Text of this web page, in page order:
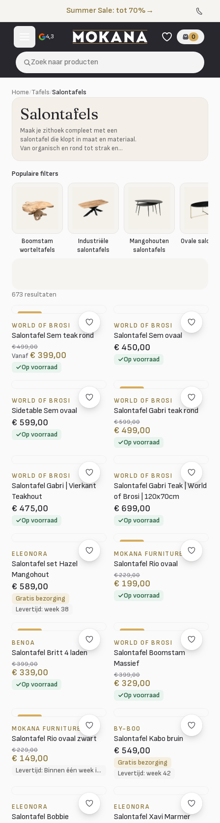
Summer Sale: tot 70% →
4,3 0
Zoek naar producten
Home/Tafels/Salontafels
Salontafels
Maak je zithoek compleet met een
salontafel die klopt in maat en materiaal.
Van organisch en rond tot strak en
Populaire filters
Boomstam
worteltafels
Industriële
salontafels
Mangohouten
salontafels
Ovale
673 resultaten
WORLD OF BROSI
Salontafel Sem teak rond
€ 499,00
Vanaf € 399,00
Op voorraad
WORLD OF BROSI
Salontafel Sem ovaal
€ 450,00
Op voorraad
WORLD OF BROSI
Sidetable Sem ovaal
€ 599,00
Op voorraad
WORLD OF BROSI
Salontafel Gabri teak rond
€ 599,00
€ 499,00
Op voorraad
WORLD OF BROSI
Salontafel Gabri | Vierkant
Teakhout
€ 475,00
Op voorraad
WORLD OF BROSI
Salontafel Gabri Teak | World
of Brosi | 120x70cm
€ 699,00
Op voorraad
ELEONORA
Salontafel set Hazel
Mangohout
€ 589,00
Gratis bezorging
Levertijd: week 38
MOKANA FURNITURE
Salontafel Rio ovaal
€ 229,00
€ 199,00
Op voorraad
BENOA
Salontafel Britt 4 laden
€ 399,00
€ 339,00
Op voorraad
WORLD OF BROSI
Salontafel Boomstam
Massief
€ 399,00
€ 329,00
Op voorraad
MOKANA FURNITURE
Salontafel Rio ovaal zwart
€ 229,00
€ 149,00
Levertijd: Binnen één week in huis
BY-BOO
Salontafel Kabo bruin
€ 549,00
Gratis bezorging
Levertijd: week 42
ELEONORA
Salontafel Bobbie
ELEONORA
Salontafel Xavi Marmer